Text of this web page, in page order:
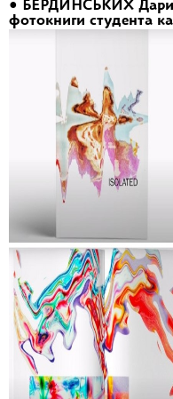
• БЕРДИНСЬКИХ
фотокниги студента